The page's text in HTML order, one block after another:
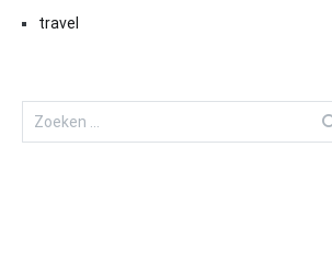
travel
Zoeken
naar: